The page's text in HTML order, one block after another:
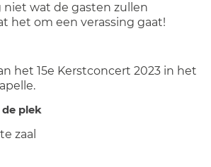
wat de gasten zullen
het om een verassing gaat!
het 15e Kerstconcert 2023 in het
plek
zaal